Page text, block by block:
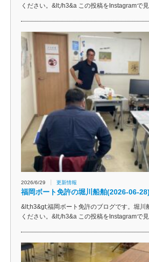
ください。&lt;/h3&a この投稿をInstagramで
2026/6/29 更新情報
福岡ボート免許の堀川船舶(2026-06-28)
&lt;h3&gt;福岡ボート免許のブログです。堀川
ください。&lt;/h3&a この投稿をInstagramで